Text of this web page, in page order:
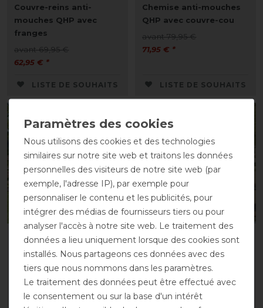
Couvre-reins anti-
mouches QHP avec
franges
avant 69,95 €
62,95 € *
LISTE DE SOUHAITS
Chemise anti-mouches
QHP avec couvre-cou
avant 79,95 €
71,95 € *
LISTE DE SOUHAITS
Chemise anti-mouches
QHP avec couvre-cou
avant 79,95 €
71,95 € *
-10%
Couverture anti-
mouches QHP Combo
avant 84,95 €
76,45 € *
Nous utilisons des cookies et des technologies
similaires sur notre site web et traitons les données
personnelles des visiteurs de notre site web (par
exemple, l'adresse IP), par exemple pour
personnaliser le contenu et les publicités, pour
intégrer des médias de fournisseurs tiers ou pour
analyser l'accès à notre site web. Le traitement des
données a lieu uniquement lorsque des cookies sont
installés. Nous partageons ces données avec des
tiers que nous nommons dans les paramètres.
Le traitement des données peut être effectué avec
le consentement ou sur la base d'un intérêt